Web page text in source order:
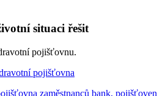
situaci řešit
pojišťovnu.
pojišťovna
zaměstnanců bank, pojišťoven